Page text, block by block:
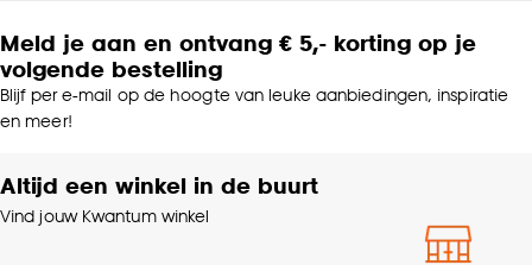
Meld je aan en ontvang € 5,- korting op je
volgende bestelling
Blijf per e-mail op de hoogte van leuke aanbiedingen, inspiratie
en meer!
Altijd een winkel in de buurt
Vind jouw Kwantum winkel